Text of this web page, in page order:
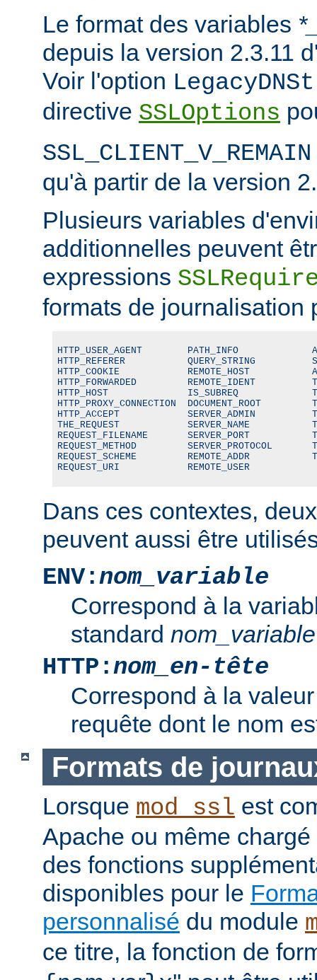
Le format des variables
depuis la version 2.3.11
Voir l'option
directive SSLOptions
SSL_CLIENT_V_REMAIN
qu'à partir de la version
Plusieurs variables
additionnelles peuvent
expressions
formats de journalisation
HTTP_USER_AGENT        PATH_INFO
HTTP_REFERER           QUERY_STRING
HTTP_COOKIE            REMOTE_HOST
HTTP_FORWARDED         REMOTE_IDENT
HTTP_HOST              IS_SUBREQ
HTTP_PROXY_CONNECTION  DOCUMENT_ROOT
HTTP_ACCEPT            SERVER_ADMIN
THE_REQUEST            SERVER_NAME
REQUEST_FILENAME       SERVER_PORT
REQUEST_METHOD         SERVER_PROTOCOL
REQUEST_SCHEME         REMOTE_ADDR
REQUEST_URI            REMOTE_USER
Dans ces contextes,
peuvent aussi être
ENV:nom_variable
Correspond à la
standard nom_variable
HTTP:nom_en-tête
Correspond à la
requête dont le nom
Formats de
Lorsque mod_ssl est
Apache ou même
des fonctions
disponibles pour le
personnalisé du module
ce titre, la fonction de